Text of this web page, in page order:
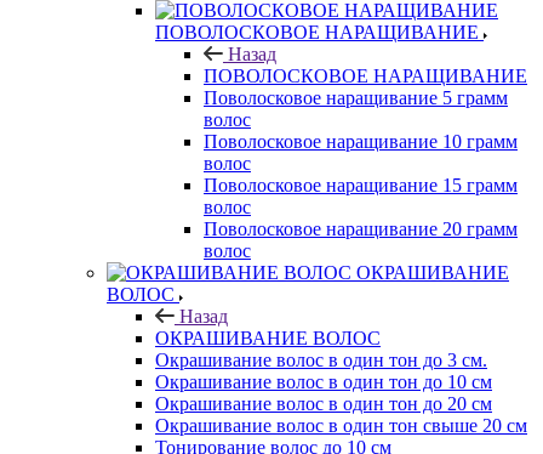
ПОВОЛОСКОВОЕ НАРАЩИВАНИЕ
Назад
ПОВОЛОСКОВОЕ НАРАЩИВАНИЕ
Поволосковое наращивание 5 грамм
волос
Поволосковое наращивание 10 грамм
волос
Поволосковое наращивание 15 грамм
волос
Поволосковое наращивание 20 грамм
волос
ОКРАШИВАНИЕ
ВОЛОС
Назад
ОКРАШИВАНИЕ ВОЛОС
Окрашивание волос в один тон до 3 см.
Окрашивание волос в один тон до 10 см
Окрашивание волос в один тон до 20 см
Окрашивание волос в один тон свыше 20 см
Тонирование волос до 10 см